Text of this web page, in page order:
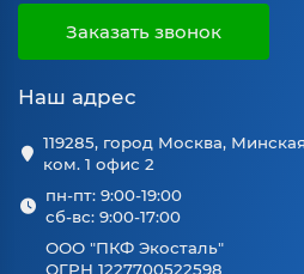
Заказать звонок
Наш адрес
119285, город Москва,
ком. 1 офис 2
пн-пт: 9:00-19:00
сб-вс: 9:00-17:00
ООО "ПКФ Экосталь"
ОГРН 1227700522598